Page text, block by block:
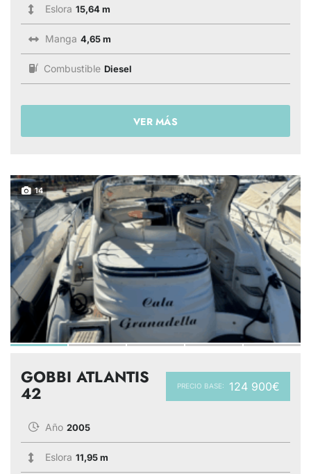
Eslora 15,64 m
Manga 4,65 m
Combustible Diesel
VER MÁS
14
PRECIO BASE: 124 900€
GOBBI ATLANTIS
42
Año 2005
Eslora 11,95 m